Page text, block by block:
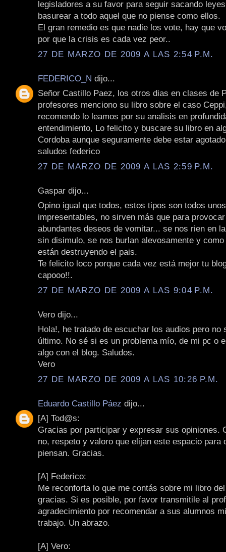
legisladores a su favor para seguir sacando
basurear a todo aquel que no piense como ellos.
El gran remedio es que nadie los vote, hay que
por que la crisis es cada vez peor..
27 DE MARZO DE 2009 A LAS 2:54 P.M.
FEDERICO_N dijo...
Señor Castillo Paez, los otros dias en clases de
profesores menciono su libro sobre el caso
recomendo lo leamos por su analisis en
entendimiento, Lo felicito y buscare su libro en
Cordoba aunque seguramente debe estar
saludos federico
27 DE MARZO DE 2009 A LAS 2:59 P.M.
Gaspar dijo...
Opino igual que todos, estos tipos son todos unos
impresentables, no sirven más que para
abundantes deseos de vomitar... se nos rien en
sin disimulo, se nos burlan alevosamente y
están destruyendo el pais.
Te felicito loco porque cada vez está mejor tu
capooo!!.
27 DE MARZO DE 2009 A LAS 9:04 P.M.
Vero dijo...
Hola!, he tratado de escuchar los audios pero no
último. No sé si es un problema mío, de mi pc o
algo con el blog. Saludos.
Vero
27 DE MARZO DE 2009 A LAS 10:26 P.M.
Eduardo Castillo Páez dijo...
[A] Tod@s:
Gracias por participar y expresar sus opiniones.
no, respeto y valoro que elijan este espacio para
piensan. Gracias.
[A] Federico:
Me reconforta lo que me contás sobre mi libro
gracias. Si es posible, por favor transmitile al
agradecimiento por recomendar a sus alumnos
trabajo. Un abrazo.
[A] Vero: